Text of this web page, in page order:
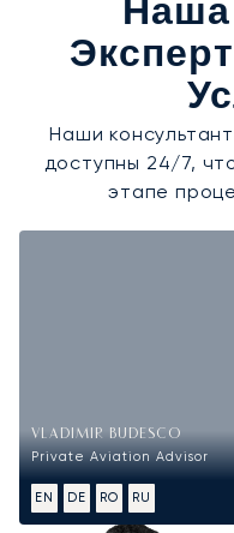
Наши
доступны 24/7,
этапе
VLADIMIR BUDESCO
Private Aviation Advisor
EN DE RO RU